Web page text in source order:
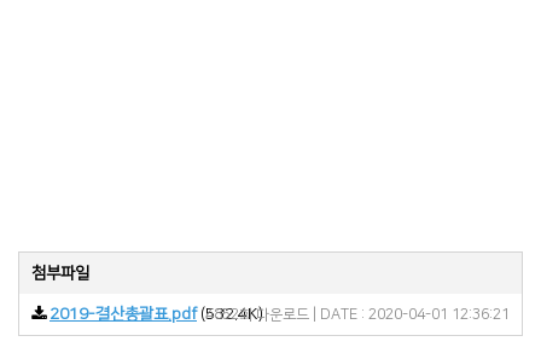
첨부파일
2019-결산총괄표.pdf(532.4K)
4852회 다운로드 | DATE : 2020-04-01 12:36:21